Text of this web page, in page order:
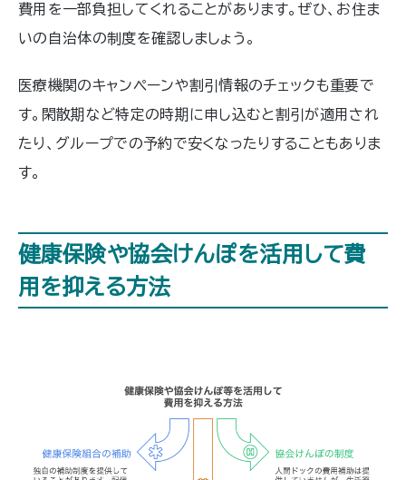
費用を一部負担してくれることがあります。ぜひ、お住ま
いの自治体の制度を確認しましょう。
医療機関のキャンペーンや割引情報のチェックも重要で
す。閑散期など特定の時期に申し込むと割引が適用され
たり、グループでの予約で安くなったりすることもありま
す。
健康保険や協会けんぽを活用して費
用を抑える方法